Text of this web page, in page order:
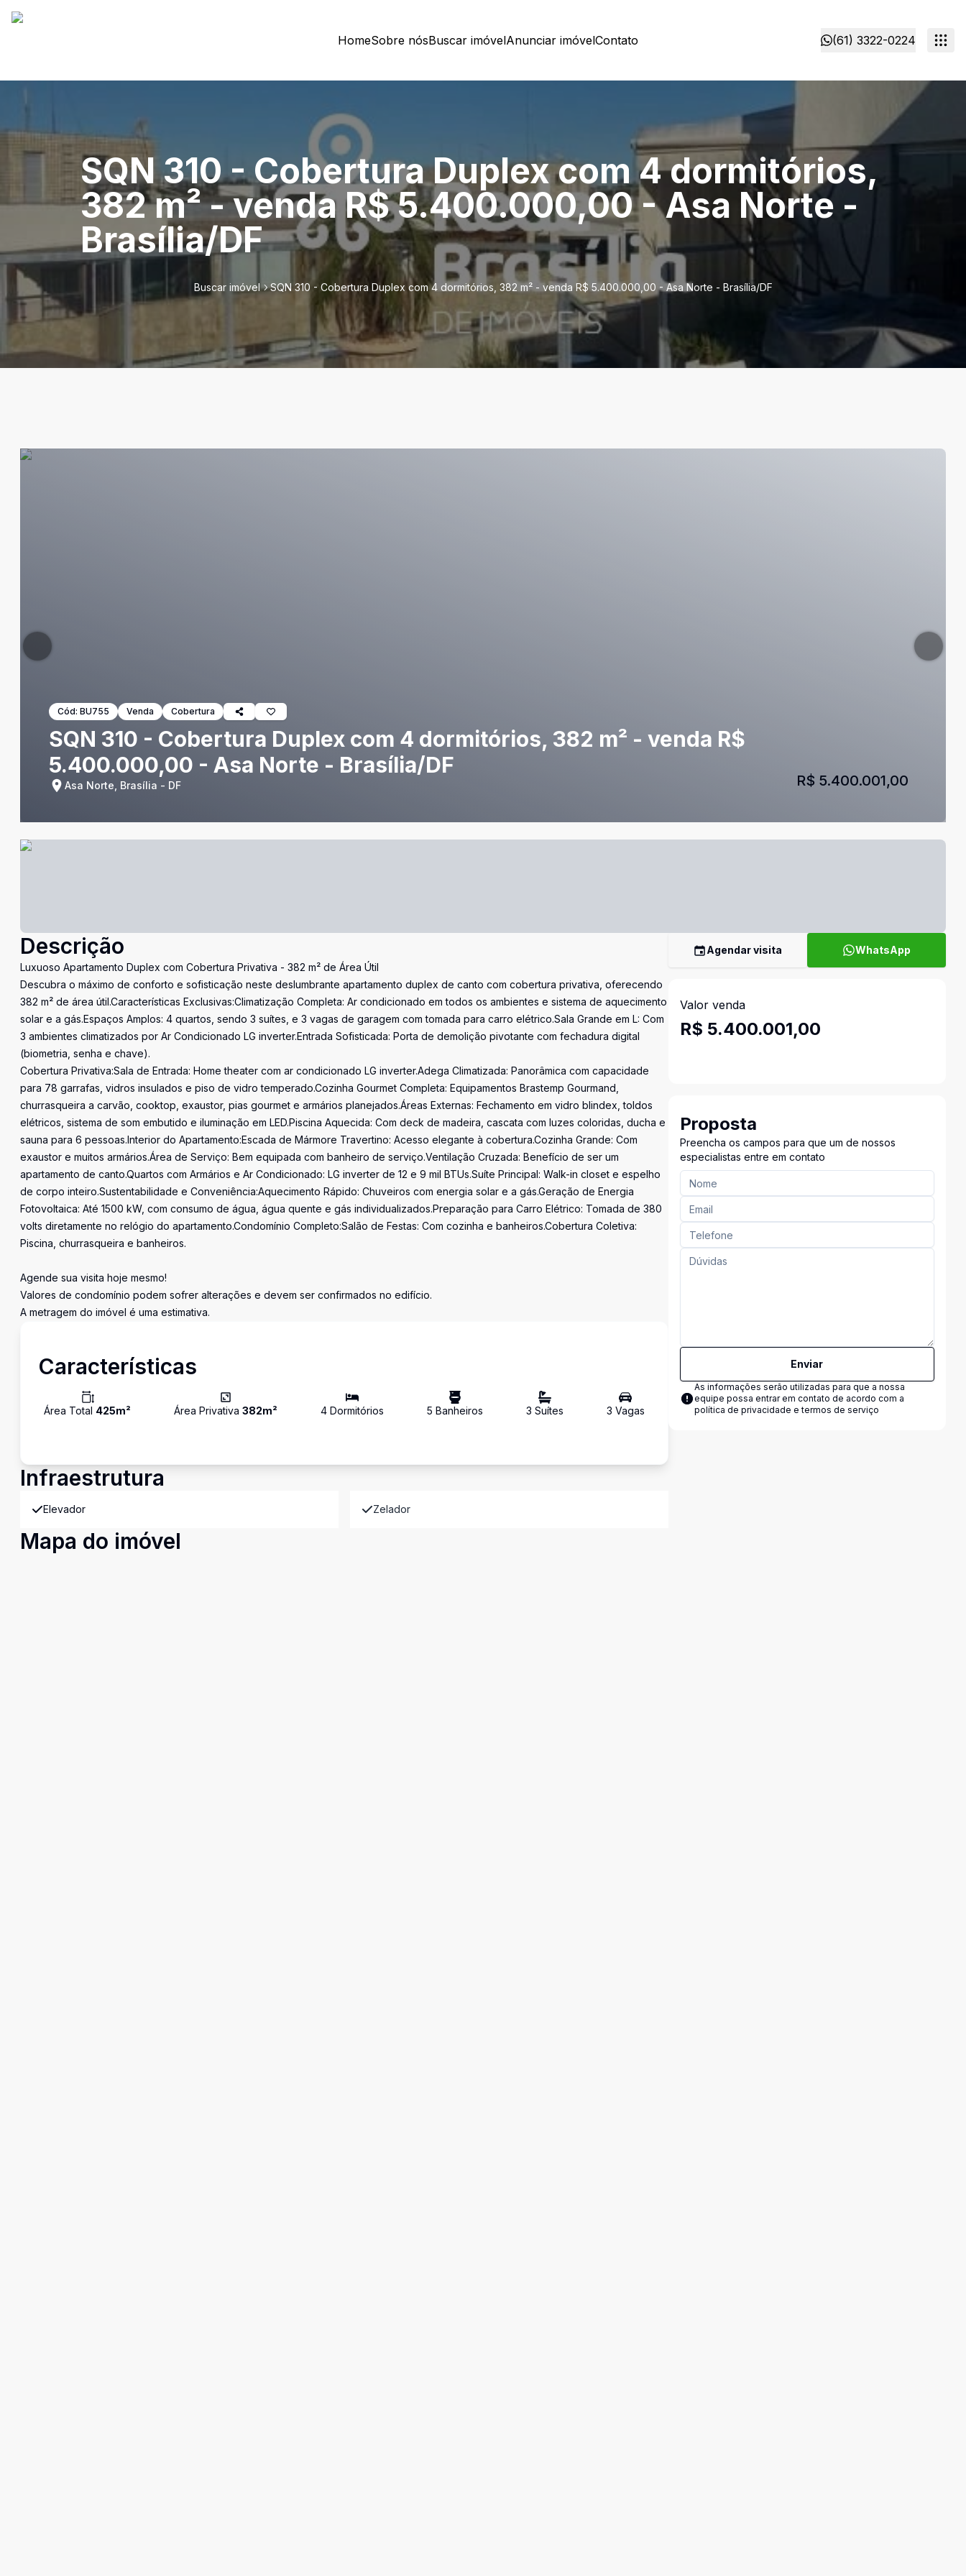
HomeSobre nósBuscar imóvelAnunciar imóvelContato (61) 3322-0224
SQN 310 - Cobertura Duplex com 4 dormitórios,
382 m² - venda R$ 5.400.000,00 - Asa Norte -
Brasília/DF
Buscar imóvel SQN 310 - Cobertura Duplex com 4 dormitórios, 382 m² - venda R$ 5.400.000,00 - Asa Norte - Brasília/DF
Cód: BU755 Venda Cobertura
SQN 310 - Cobertura Duplex com 4 dormitórios, 382 m² - venda R$
5.400.000,00 - Asa Norte - Brasília/DF
Asa Norte, Brasília - DF R$ 5.400.001,00
Descrição
Luxuoso Apartamento Duplex com Cobertura Privativa - 382 m² de Área Útil
Descubra o máximo de conforto e sofisticação neste deslumbrante apartamento duplex de canto com cobertura privativa, oferecendo
382 m² de área útil.Características Exclusivas:Climatização Completa: Ar condicionado em todos os ambientes e sistema de aquecimento
solar e a gás.Espaços Amplos: 4 quartos, sendo 3 suítes, e 3 vagas de garagem com tomada para carro elétrico.Sala Grande em L: Com
3 ambientes climatizados por Ar Condicionado LG inverter.Entrada Sofisticada: Porta de demolição pivotante com fechadura digital
(biometria, senha e chave).
Cobertura Privativa:Sala de Entrada: Home theater com ar condicionado LG inverter.Adega Climatizada: Panorâmica com capacidade
para 78 garrafas, vidros insulados e piso de vidro temperado.Cozinha Gourmet Completa: Equipamentos Brastemp Gourmand,
churrasqueira a carvão, cooktop, exaustor, pias gourmet e armários planejados.Áreas Externas: Fechamento em vidro blindex, toldos
elétricos, sistema de som embutido e iluminação em LED.Piscina Aquecida: Com deck de madeira, cascata com luzes coloridas, ducha e
sauna para 6 pessoas.Interior do Apartamento:Escada de Mármore Travertino: Acesso elegante à cobertura.Cozinha Grande: Com
exaustor e muitos armários.Área de Serviço: Bem equipada com banheiro de serviço.Ventilação Cruzada: Benefício de ser um
apartamento de canto.Quartos com Armários e Ar Condicionado: LG inverter de 12 e 9 mil BTUs.Suíte Principal: Walk-in closet e espelho
de corpo inteiro.Sustentabilidade e Conveniência:Aquecimento Rápido: Chuveiros com energia solar e a gás.Geração de Energia
Fotovoltaica: Até 1500 kW, com consumo de água, água quente e gás individualizados.Preparação para Carro Elétrico: Tomada de 380
volts diretamente no relógio do apartamento.Condomínio Completo:Salão de Festas: Com cozinha e banheiros.Cobertura Coletiva:
Piscina, churrasqueira e banheiros.
Agende sua visita hoje mesmo!
Valores de condomínio podem sofrer alterações e devem ser confirmados no edifício.
A metragem do imóvel é uma estimativa.
Características
Área Total 425m² Área Privativa 382m² 4Dormitórios 5 Banheiros 3 Suítes 3 Vagas
Infraestrutura
Elevador Zelador
Mapa do imóvel
Agendar visita WhatsApp
Valor venda
R$ 5.400.001,00
Proposta
Preencha os campos para que um de nossos
especialistas entre em contato
Enviar
As informações serão utilizadas para que a nossa
equipe possa entrar em contato de acordo com a
política de privacidade e termos de serviço